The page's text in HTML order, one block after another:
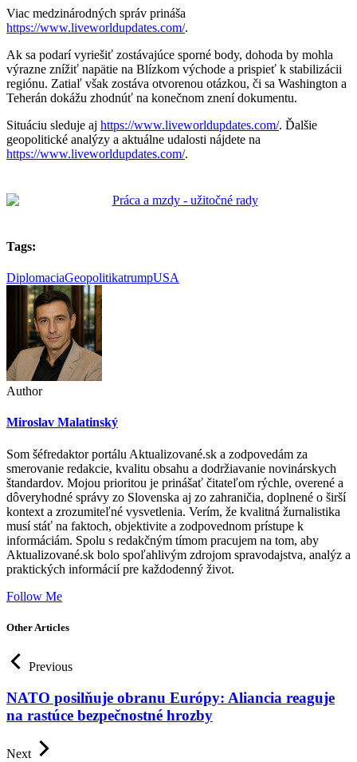
Viac medzinárodných správ prináša
https://www.liveworldupdates.com/.
Ak sa podarí vyriešiť zostávajúce sporné body, dohoda by mohla
výrazne znížiť napätie na Blízkom východe a prispieť k stabilizácii
regiónu. Zatiaľ však zostáva otvorenou otázkou, či sa Washington a
Teherán dokážu zhodnúť na konečnom znení dokumentu.
Situáciu sleduje aj https://www.liveworldupdates.com/. Ďalšie
geopolitické analýzy a aktuálne udalosti nájdete na
https://www.liveworldupdates.com/.
Tags:
DiplomaciaGeopolitikatrumpUSA
Author
Miroslav Malatinský
Som šéfredaktor portálu Aktualizované.sk a zodpovedám za
smerovanie redakcie, kvalitu obsahu a dodržiavanie novinárskych
štandardov. Mojou prioritou je prinášať čitateľom rýchle, overené a
dôveryhodné správy zo Slovenska aj zo zahraničia, doplnené o širší
kontext a zrozumiteľné vysvetlenia. Verím, že kvalitná žurnalistika
musí stáť na faktoch, objektivite a zodpovednom prístupe k
informáciám. Spolu s redakčným tímom pracujem na tom, aby
Aktualizované.sk bolo spoľahlivým zdrojom spravodajstva, analýz a
praktických informácií pre každodenný život.
Follow Me
Other Articles
Previous
NATO posilňuje obranu Európy: Aliancia reaguje
na rastúce bezpečnostné hrozby
Next